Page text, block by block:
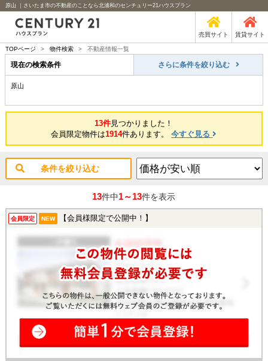
原山 ｜さいたま市の不動産のことなら北浦和のセンチュリー21ハウスプラン
売買サイト 賃貸サイト
TOPページ > 物件検索 > 不動産情報一覧
現在の検索条件 さらに条件を絞り込む
原山
13件見つかりました！
会員限定物件は1914件あります。今すぐ見る
条件を絞り込む
13件中1～13件を表示
会員限定 NEW 【会員様限定で公開中！】